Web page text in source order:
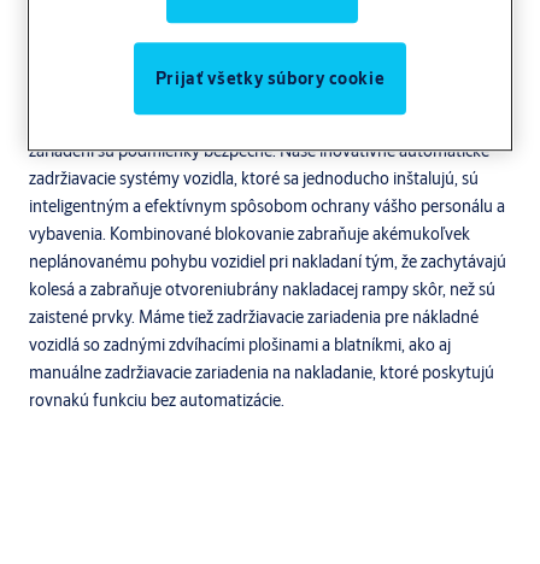
Zádržné systémy vozidla pre zvýšenú bezpečnosť
zariadení sú podmienky bezpečné. Naše inovatívne automatické
zadržiavacie systémy vozidla, ktoré sa jednoducho inštalujú, sú
inteligentným a efektívnym spôsobom ochrany vášho personálu a
vybavenia. Kombinované blokovanie zabraňuje akémukoľvek
neplánovanému pohybu vozidiel pri nakladaní tým, že zachytávajú
kolesá a zabraňuje otvoreniubrány nakladacej rampy skôr, než sú
zaistené prvky. Máme tiež zadržiavacie zariadenia pre nákladné
vozidlá so zadnými zdvíhacími plošinami a blatníkmi, ako aj
manuálne zadržiavacie zariadenia na nakladanie, ktoré poskytujú
rovnakú funkciu bez automatizácie.
Prijať všetky súbory cookie